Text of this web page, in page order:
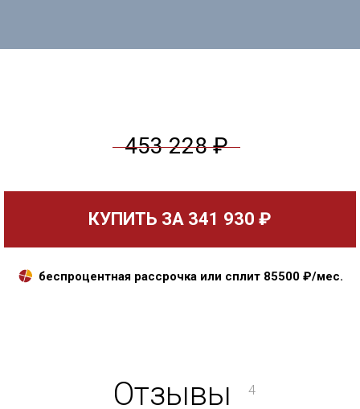
453 228 ₽
КУПИТЬ ЗА 341 930 ₽
беспроцентная рассрочка или сплит 85500₽/мес.
Отзывы 4